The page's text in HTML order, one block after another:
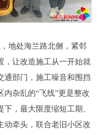
地处海兰路北侧，紧邻
，让改造施工从一开始就
通部门，施工噪音和围挡
杂乱的“飞线”更是整改
，最大限度缩短工期、
动牵头，联合老旧小区改